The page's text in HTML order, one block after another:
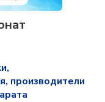
производители